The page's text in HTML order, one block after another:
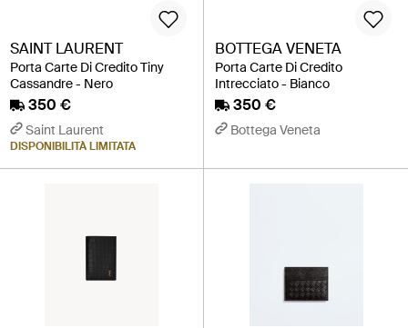
SAINT LAURENT
Porta Carte Di Credito Tiny
Cassandre - Nero
350 €
Saint Laurent
DISPONIBILITÀ LIMITATA
BOTTEGA VENETA
Porta Carte Di Credito
Intrecciato - Bianco
350 €
Bottega Veneta